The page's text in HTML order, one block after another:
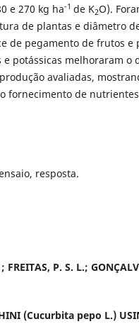
e 270 kg ha-1 de K2O).
de plantas e diâmetro
de pegamento de frutos e
potássicas melhoraram o
avaliadas,
fornecimento de
resposta.
FREITAS, P. S. L.;
(Cucurbita pepo L.)